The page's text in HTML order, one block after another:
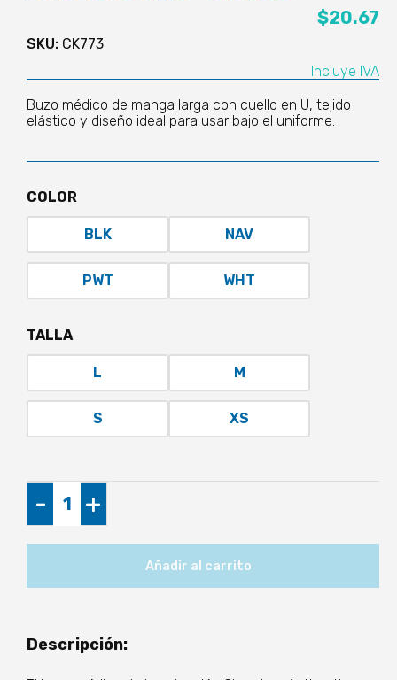
$20.67
Incluye IVA
SKU: CK773
Buzo médico de manga larga con cuello en U, tejido
elástico y diseño ideal para usar bajo el uniforme.
COLOR
BLK NAV
PWT WHT
TALLA
L M
S XS
-
Mujer
Cheeroke
+
Añadir al carrito
Descripción: